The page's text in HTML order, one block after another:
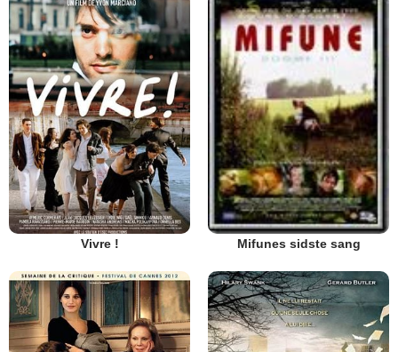
Vivre ! Mifunes sidste sang